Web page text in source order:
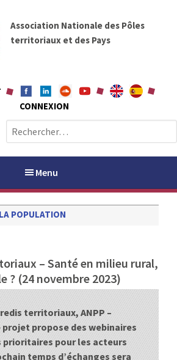
Association Nationale des Pôles
territoriaux et des Pays
CONNEXION
e
c
c
r
:
Menu
ANPP
PUBLICATIONS
JURIDIQUE
POPULATION
– Santé en milieu rural,
? (24 novembre 2023)
territoriaux, ANPP –
propose des webinaires
prioritaires pour les acteurs
temps d’échanges sera